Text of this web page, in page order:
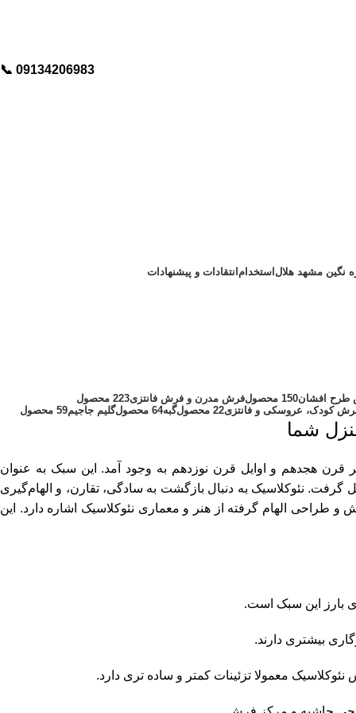
📞︁ 09134206983
نگین مشهد هلالاستخدامانتقادات و پیشنهادات
طرح افشان150 محصول فرش مدرن و فرش فانتزی223 محصول
کودک، عروسکی و فانتزی22 محصول گبه64 محصول گلیم جاجیم59 محصول
شما
قرن هجدهم و اوایل قرن نوزدهم به وجود آمد. این سبک به عنوان
نئوکلاسیک به دنبال بازگشت به سادگی، تقارن، و الهام‌گیری
و طراحی الهام گرفته از هنر و معماری نئوکلاسیک اشاره دارد. این
بارز این سبک است.
بیشتری دارند.
معمولا تزئینات کمتر و ساده تری دارد.